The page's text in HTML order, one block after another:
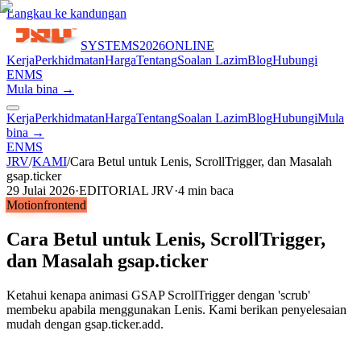
Langkau ke kandungan
SYSTEMS2026ONLINE
KerjaPerkhidmatanHargaTentangSoalan LazimBlogHubungi
ENMS
Mula bina →
KerjaPerkhidmatanHargaTentangSoalan LazimBlogHubungiMula
bina →
ENMS
JRV/KAMI/Cara Betul untuk Lenis, ScrollTrigger, dan Masalah
gsap.ticker
29 Julai 2026·EDITORIAL JRV·4 min baca
Motionfrontend
Cara Betul untuk Lenis, ScrollTrigger,
dan Masalah gsap.ticker
Ketahui kenapa animasi GSAP ScrollTrigger dengan 'scrub'
membeku apabila menggunakan Lenis. Kami berikan penyelesaian
mudah dengan gsap.ticker.add.